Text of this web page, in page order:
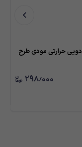
حرارتی مودی طرح
۲۹۸٫۰۰۰